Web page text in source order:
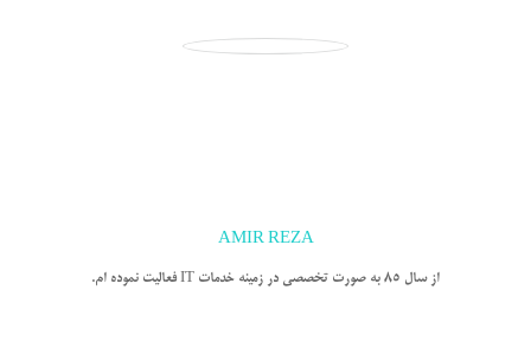
AMIR REZA
از سال 85 به صورت تخصصی در زمینه خدمات IT فعالیت نموده ام.